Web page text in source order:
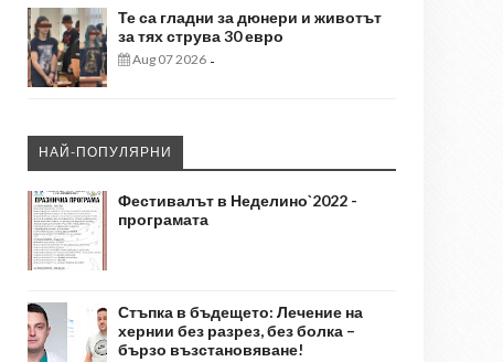
Те са гладни за дюнери и животът
за тях струва 30 евро
Aug 07 2026 -
НАЙ-ПОПУЛЯРНИ
Фестивалът в Неделино`2022 -
програмата
Стъпка в бъдещето: Лечение на
хернии без разрез, без болка –
бързо възстановяване!